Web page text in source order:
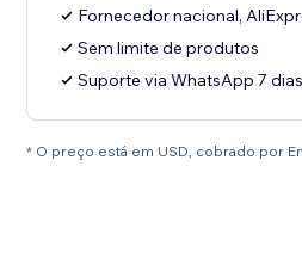
Fornecedor nacional,
Sem limite de produtos
Suporte via WhatsApp 7
* O preço está em USD, cobrado por